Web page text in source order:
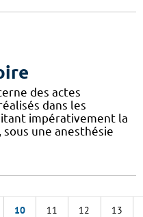
des actes
dans les
impérativement la
une anesthésie
10 11 12 13